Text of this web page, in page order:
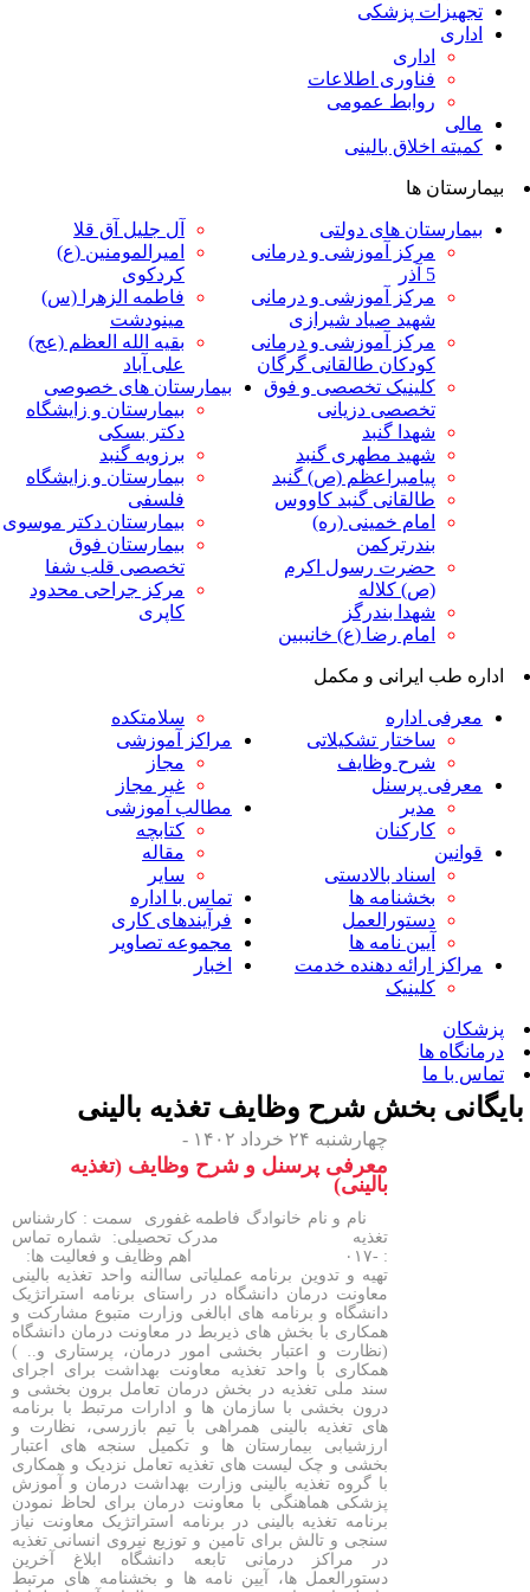
پزشکی
اطلاعات
عمومی
بالینی
های دولتی
آموزشی و درمانی
آموزشی و درمانی
صیاد شیرازی
آموزشی و درمانی
طالقانی گرگان
تخصصی و فوق
دزیانی
مطهری گنبد
(ص) گنبد
گنبد کاووس
خمینی (ره)
رسول اکرم
بندرگز
رضا (ع) خانببین
آل جلیل آق قلا
امیرالمومنین (ع)
فاطمه الزهرا (س)
بقیه الله العظم (عج)
علی آباد
بیمارستان های خصوصی
بیمارستان و زایشگاه
برزویه گنبد
بیمارستان و زایشگاه
فلسفی
بیمارستان دکتر موسوی
بیمارستان فوق
تخصصی قلب شفا
مرکز جراحی محدود
و مکمل
تشکیلاتی
وظایف
بالادستی
ها
نامه ها
دهنده خدمت
مراکز آموزشی
مطالب آموزشی
تماس با اداره
فرآیندهای کاری
مجموعه تصاویر
اخبار
بخششرح وظایف تغذیه بالینی
معرفی پرسنل و شرح وظایف (تغذیه
نام و نام خانوادگ فاطمه غفوری سمت : کارشناس
تغذیه مدرک تحصیلی: شماره تماس
: -۰۱۷ اهم وظایف و فعالیت ها:
تهیه و تدوین برنامه عملیاتی ساالنه واحد تغذیه بالینی
معاونت درمان دانشگاه در راستای برنامه استراتژیک
دانشگاه و برنامه های ابالغی وزارت متبوع مشارکت و
همکاری با بخش های ذیربط در معاونت درمان دانشگاه
(نظارت و اعتبار بخشی امور درمان، پرستاری و.. )
همکاری با واحد تغذیه معاونت بهداشت برای اجرای
سند ملی تغذیه در بخش درمان تعامل برون بخشی و
درون بخشی با سازمان ها و ادارات مرتبط با برنامه
های تغذیه بالینی همراهی با تیم بازرسی، نظارت و
ارزشیابی بیمارستان ها و تکمیل سنجه های اعتبار
بخشی و چک لیست های تغذیه تعامل نزدیک و همکاری
با گروه تغذیه بالینی وزارت بهداشت درمان و آموزش
پزشکی هماهنگی با معاونت درمان برای لحاظ نمودن
برنامه تغذیه بالینی در برنامه استراتژیک معاونت نیاز
سنجی و تالش برای تامین و توزیع نیروی انسانی تغذیه
در مراکز درمانی تابعه دانشگاه ابلاغ آخرین
دستورالعمل ها، آیین نامه ها و بخشنامه های مرتبط